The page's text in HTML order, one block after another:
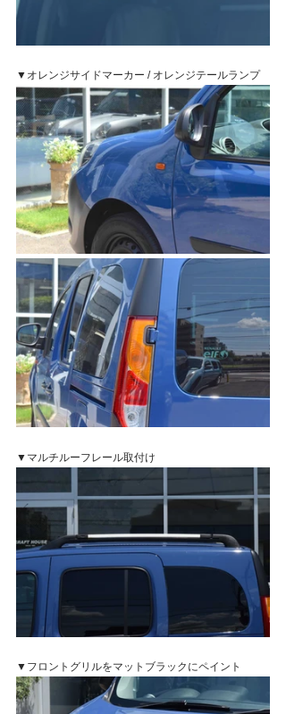
▼オレンジサイドマーカー / オレンジテールランプ
▼マルチルーフレール取付け
▼フロントグリルをマットブラックにペイント